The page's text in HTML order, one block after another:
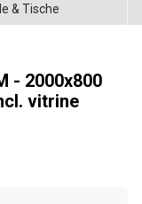
& Tische
- 2000x800
vitrine